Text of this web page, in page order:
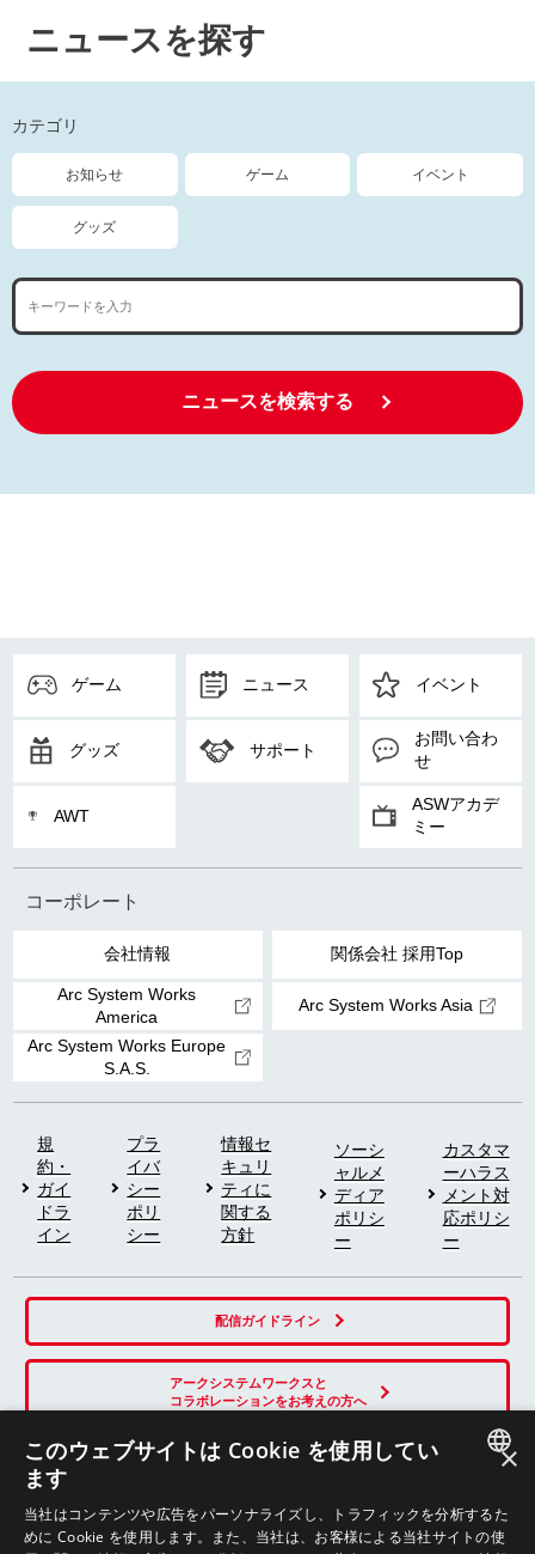
ニュースを探す
カテゴリ
お知らせ ゲーム イベント
グッズ
ニュースを検索する
ゲーム ニュース イベント
グッズ サポート
お問い合わ
せ
AWT
ASWアカデ
ミー
コーポレート
会社情報 関係会社 採用Top
Arc System Works
America
Arc System Works Asia
Arc System Works Europe
S.A.S.
規
約・
ガイ
ドラ
イン
プラ
イバ
シー
ポリ
シー
情報セ
キュリ
ティに
関する
方針
ソーシ
ャルメ
ディア
ポリシ
ー
カスタマ
ーハラス
メント対
応ポリシ
ー
配信ガイドライン
アークシステムワークスと
コラボレーションをお考えの方へ
SNS
ENGLISH
×
このウェブサイトは Cookie を使用してい
ます
当社はコンテンツや広告をパーソナライズし、トラフィックを分析するた
めに Cookie を使用します。また、当社は、お客様による当社サイトの使